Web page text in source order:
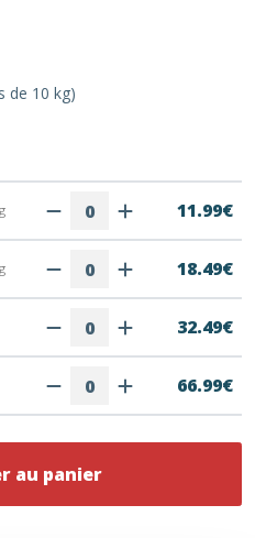
de 10 kg)
11.99€
18.49€
32.49€
66.99€
au panier